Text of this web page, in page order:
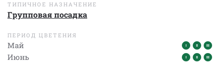
ТИПИЧНОЕ НАЗНАЧЕНИЕ
Групповая посадка
ПЕРИОД ЦВЕТЕНИЯ
Май
Июнь